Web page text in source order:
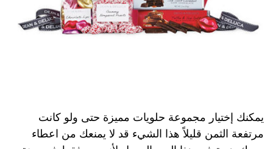
يمكنك إختيار مجموعة حلويات مميزة حتى ولو كانت
مرتفعة الثمن قليلاً هذا الشيء قد لا يمنعك من اعطاء